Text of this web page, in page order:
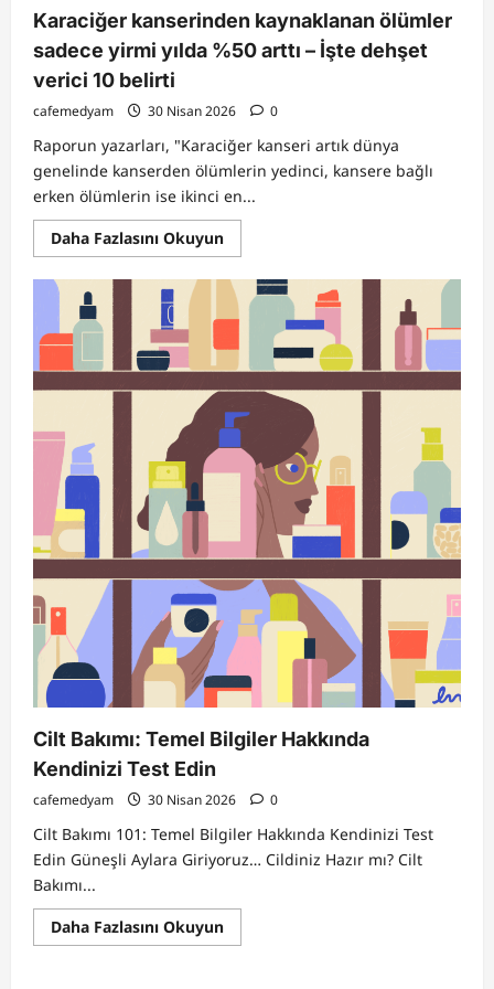
Karaciğer kanserinden kaynaklanan ölümler
sadece yirmi yılda %50 arttı – İşte dehşet
verici 10 belirti
cafemedyam 30 Nisan 2026 0
Raporun yazarları, "Karaciğer kanseri artık dünya
genelinde kanserden ölümlerin yedinci, kansere bağlı
erken ölümlerin ise ikinci en...
Daha Fazlasını OkuyunRead
more
Karaciğer
kanserinden
kaynaklanan
ölümler
sadece
yirmi
yılda
%50
arttı
–
İşte
dehşet
verici
belirti
Cilt Bakımı: Temel Bilgiler Hakkında
Kendinizi Test Edin
cafemedyam 30 Nisan 2026 0
Cilt Bakımı 101: Temel Bilgiler Hakkında Kendinizi Test
Edin Güneşli Aylara Giriyoruz… Cildiniz Hazır mı? Cilt
Bakımı...
Daha Fazlasını OkuyunRead
more